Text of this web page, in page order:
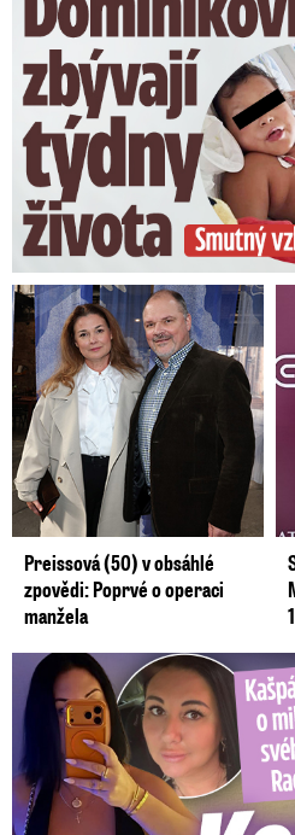
Preissová (50) v obsáhlé
zpovědi: Poprvé o operaci
manžela
Kašpárková o milence svého ex